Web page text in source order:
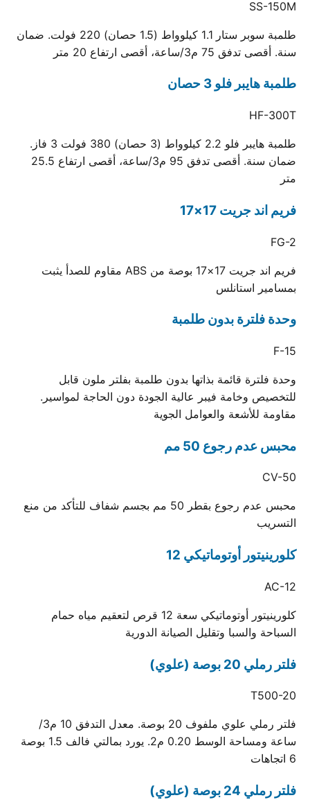
SS-150M
طلمبة سوبر ستار 1.1 كيلوواط (1.5 حصان) 220 فولت. ضمان
سنة. أقصى تدفق 75 م3/ساعة، أقصى ارتفاع 20 متر
طلمبة هايبر فلو 3 حصان
HF-300T
طلمبة هايبر فلو 2.2 كيلوواط (3 حصان) 380 فولت 3 فاز.
ضمان سنة. أقصى تدفق 95 م3/ساعة، أقصى ارتفاع 25.5
متر
فريم اند جريت 17×17
FG-2
فريم اند جريت 17×17 بوصة من ABS مقاوم للصدأ يثبت
بمسامير استانلس
وحدة فلترة بدون طلمبة
F-15
وحدة فلترة قائمة بذاتها بدون طلمبة بفلتر ملون قابل
للتخصيص وخامة فيبر عالية الجودة دون الحاجة لمواسير.
مقاومة للأشعة والعوامل الجوية
محبس عدم رجوع 50 مم
CV-50
محبس عدم رجوع بقطر 50 مم بجسم شفاف للتأكد من منع
التسريب
كلورينيتور أوتوماتيكي 12
AC-12
كلورينيتور أوتوماتيكي سعة 12 قرص لتعقيم مياه حمام
السباحة والسبا وتقليل الصيانة الدورية
فلتر رملي 20 بوصة (علوي)
T500-20
فلتر رملي علوي ملفوف 20 بوصة. معدل التدفق 10 م3/
ساعة ومساحة الوسط 0.20 م2. يورد بمالتي فالف 1.5 بوصة
6 اتجاهات
فلتر رملي 24 بوصة (علوي)